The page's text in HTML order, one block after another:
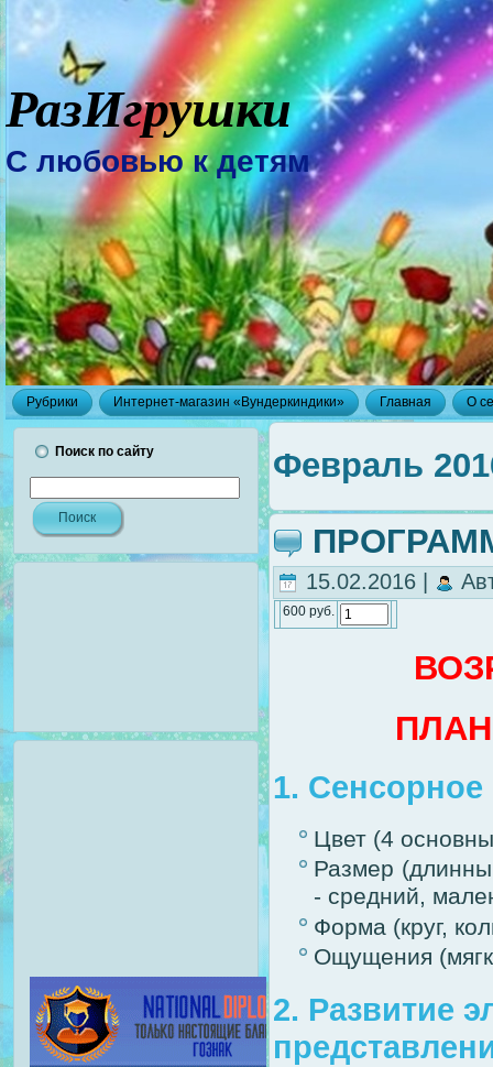
РазИгрушки
С любовью к детям
Рубрики Интернет-магазин «Вундеркиндики» Главная О
Поиск по сайту
Февраль
15.02.2016 |
600 руб.
1. Сенсорное
Цвет (4
Размер
- средний,
Форма (круг,
Ощущения
2. Развитие